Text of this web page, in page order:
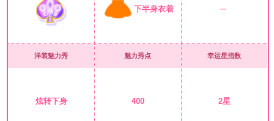
下半身衣着
洋装魅力秀
炫转下身
魅力秀点
400
幸运星指数
2星